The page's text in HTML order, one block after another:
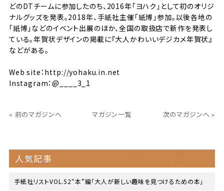
どのDTチームに参加したのち、2016年「ヨハク」として初のオリジ
ナルグッズを発表。2018年、手紙社主催「紙博」参加。以後各地の
「紙博」などのイベント出展のほか、全国の取扱店で新作を発表し
ている。年賀状デザインの掲載に『大人かわいいデジカメ年賀状』
などがある。
Web site： http://yohaku.in.net
Instagram：@____3_1
« 前のマガジンへ マガジン一覧 次のマガジンへ »
人気記事
手紙社リストVOL.52“本”編「大人が新しい趣味を見つけるための本」